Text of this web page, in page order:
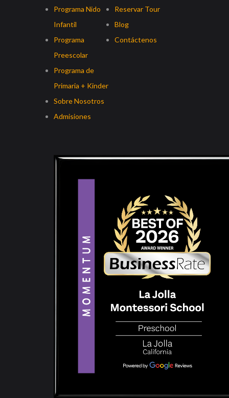
Programa Nido
Infantil
Programa
Preescolar
Programa de
Primaria + Kinder
Sobre Nosotros
Admisiones
Reservar Tour
Blog
Contáctenos